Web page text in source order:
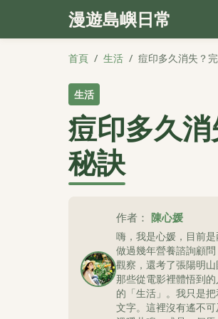
漫遊島嶼日常
首頁 / 生活 / 痘印多久消失？
生活
痘印多久
秘訣
作者： 陳心媛
嗨，我是心媛，目前
做過幾年營養諮詢顧
觀察，還考了張陽明
那些從電影裡體悟到
的「生活」。我只是
文字。這裡沒有遙不